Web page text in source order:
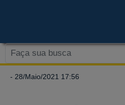
- 28/Maio/2021 17:56